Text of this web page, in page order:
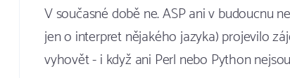
V současné době ne. ASP ani v budoucnu
jen o interpret nějakého jazyka) projevilo
vyhovět - i když ani Perl nebo Python